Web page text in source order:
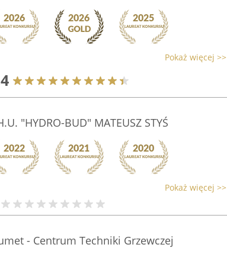
Pokaż więcej >>
"HYDRO-BUD" MATEUSZ STYŚ
Pokaż więcej >>
- Centrum Techniki Grzewczej